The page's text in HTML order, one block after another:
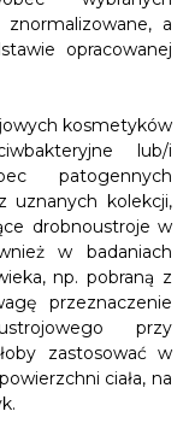
a
opracowanej
kosmetyków
lub/i
patogennych
uznanych kolekcji,
drobnoustroje w
w badaniach
np. pobraną z
przeznaczenie
przy
zastosować w
ciała, na